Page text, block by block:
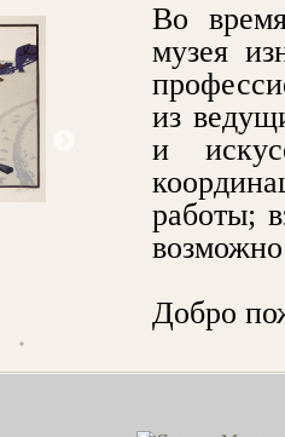
Н.Н. Простосердова
Во
музея
из
и
работы;
Добро